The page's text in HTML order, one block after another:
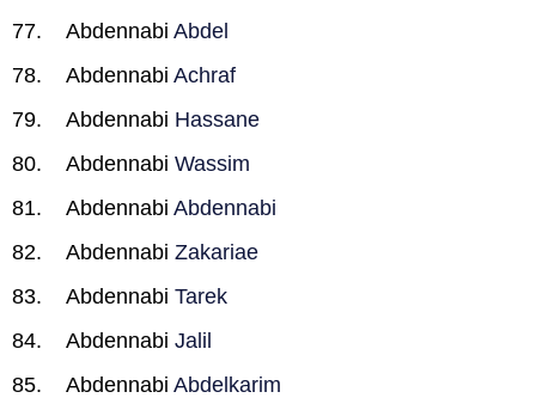
Abdennabi Abdel
Abdennabi Achraf
Abdennabi Hassane
Abdennabi Wassim
Abdennabi Abdennabi
Abdennabi Zakariae
Abdennabi Tarek
Abdennabi Jalil
Abdennabi Abdelkarim